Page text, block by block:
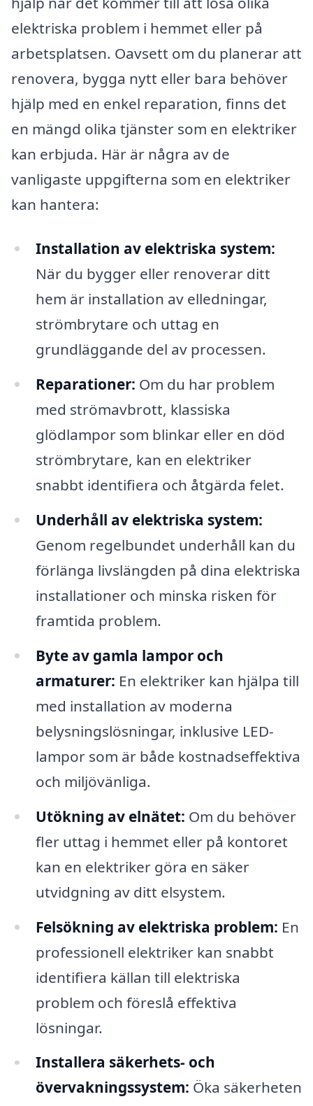
elektriska problem i hemmet eller på
arbetsplatsen. Oavsett om du planerar att
renovera, bygga nytt eller bara behöver
hjälp med en enkel reparation, finns det
en mängd olika tjänster som en elektriker
kan erbjuda. Här är några av de
vanligaste uppgifterna som en elektriker
kan hantera:
Installation av elektriska system:
När du bygger eller renoverar ditt
hem är installation av elledningar,
strömbrytare och uttag en
grundläggande del av processen.
Reparationer: Om du har problem
med strömavbrott, klassiska
glödlampor som blinkar eller en död
strömbrytare, kan en elektriker
snabbt identifiera och åtgärda felet.
Underhåll av elektriska system:
Genom regelbundet underhåll kan du
förlänga livslängden på dina elektriska
installationer och minska risken för
framtida problem.
Byte av gamla lampor och
armaturer: En elektriker kan hjälpa till
med installation av moderna
belysningslösningar, inklusive LED-
lampor som är både kostnadseffektiva
och miljövänliga.
Utökning av elnätet: Om du behöver
fler uttag i hemmet eller på kontoret
kan en elektriker göra en säker
utvidgning av ditt elsystem.
Felsökning av elektriska problem: En
professionell elektriker kan snabbt
identifiera källan till elektriska
problem och föreslå effektiva
lösningar.
Installera säkerhets- och
övervakningssystem: Öka säkerheten